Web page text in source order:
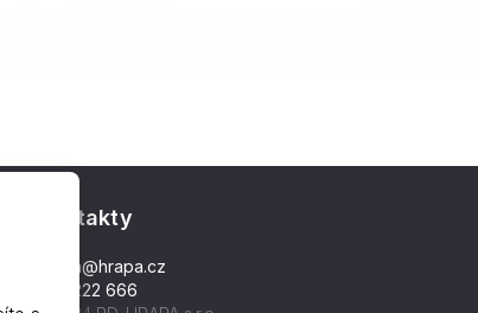
Kontakty
hrapa@hrapa.cz
577 222 666